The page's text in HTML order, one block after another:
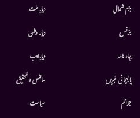
بزم شمال
بزنس
بہار نامہ
پارلیمانی خبریں
جرائم
دیارِ ملت
دیار وطن
دیارِادب
سائنس و تحقیق
سیاست